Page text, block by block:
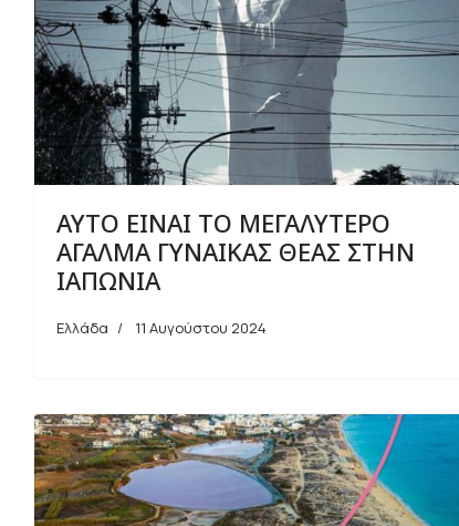
ΑΥΤΟ ΕΙΝΑΙ ΤΟ ΜΕΓΑΛΥΤΕΡΟ
ΑΓΑΛΜΑ ΓΥΝΑΙΚΑΣ ΘΕΑΣ ΣΤΗΝ
ΙΑΠΩΝΙΑ
Ελλάδα 11 Αυγούστου 2024